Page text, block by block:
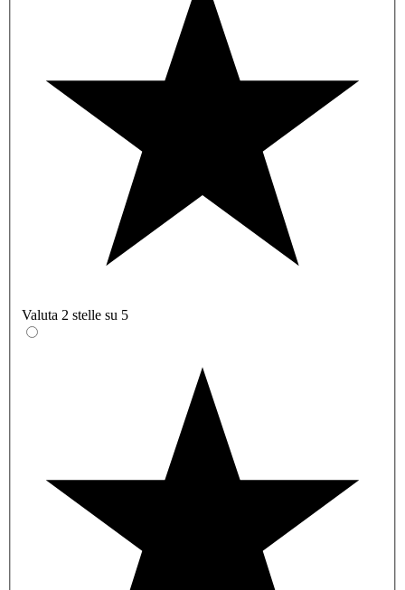
Valuta 2 stelle su 5